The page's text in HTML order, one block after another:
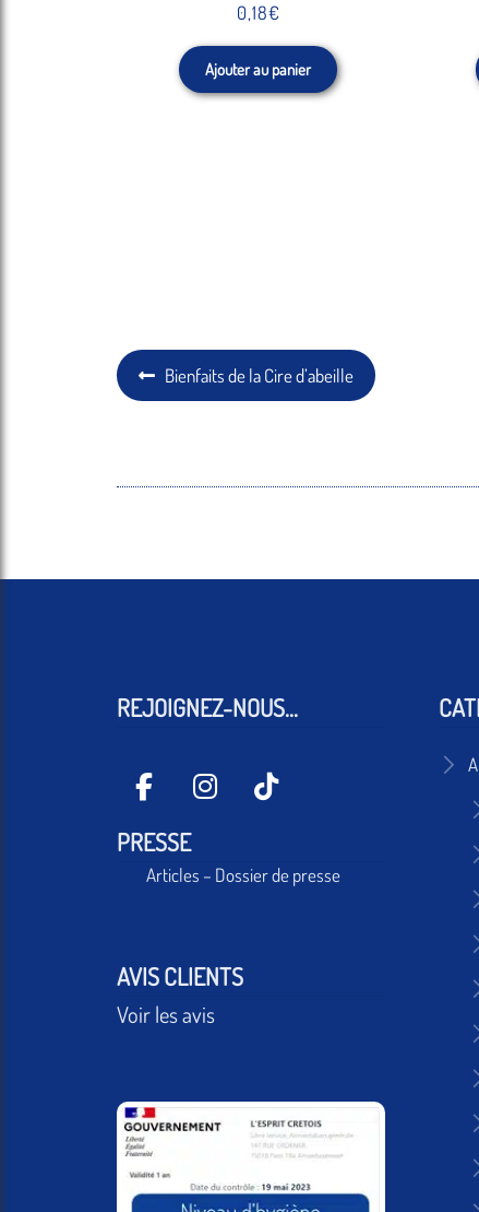
0,18€
Ajouter au panier
Navigation
l’article
Article
précédent :
Bienfaits de la Cire d’abeille
REJOIGNEZ-NOUS...
PRESSE
Articles – Dossier de presse
AVIS CLIENTS
Voir les avis